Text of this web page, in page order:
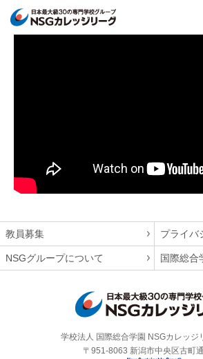
教員募集 プライバ
NSGグループについて 国際総合
学校法人 国際総合学園 NSGカレッジ
〒951-8063 新潟市中央区古町